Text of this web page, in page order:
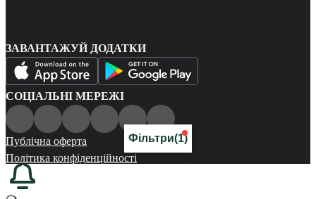
Фільтри(1)
ЗАВАНТАЖУЙ ДОДАТКИ
СОЦІАЛЬНІ МЕРЕЖІ
Публічна оферта
Політика конфіденційності
Карта сайту
© 2026 Всі права захищені